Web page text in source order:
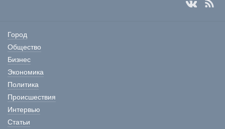
Город
Общество
Бизнес
Экономика
Политика
Происшествия
Интервью
Статьи